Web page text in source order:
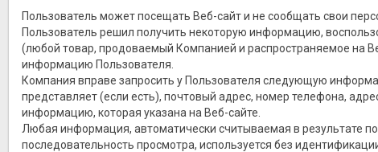
Пользователь может посещать Веб-сайт и не сообщать свои
Пользователь решил получить некоторую информацию,
(любой товар, продоваемый Компанией и распространяемое на
информацию Пользователя.
Компания вправе запросить у Пользователя следующую
представляет (если есть), почтовый адрес, номер телефона,
информацию, которая указана на Веб-сайте.
Любая информация, автоматически считываемая в результате
последовательность просмотра, используется без